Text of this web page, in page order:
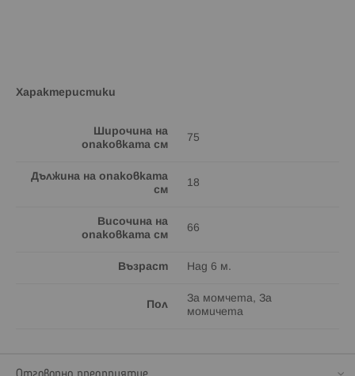
Характеристики
Широчина на
опаковката см
75
Дължина на опаковката
см
18
Височина на
опаковката см
66
Възраст Над 6 м.
Пол
За момчета, За
момичета